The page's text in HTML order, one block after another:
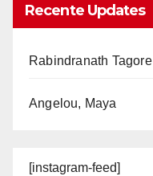
Recente Updates
Rabindranath Tagore
Angelou, Maya
[instagram-feed]